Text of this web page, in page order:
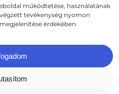
működtetése, használatának
tevékenység nyomon
érdekében.